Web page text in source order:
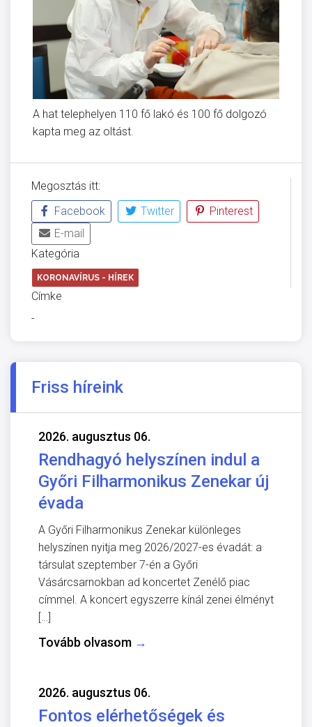
A hat telephelyen 110 fő lakó és 100 fő dolgozó
kapta meg az oltást.
Megosztás itt:
Facebook
Twitter
Pinterest
E-mail
Kategória
KORONAVÍRUS - HÍREK
Címke
-
Friss híreink
2026. augusztus 06.
Rendhagyó helyszínen indul a
Győri Filharmonikus Zenekar új
évada
A Győri Filharmonikus Zenekar különleges
helyszínen nyitja meg 2026/2027-es évadát: a
társulat szeptember 7-én a Győri
Vásárcsarnokban ad koncertet Zenélő piac
címmel. A koncert egyszerre kínál zenei élményt
[…]
Tovább olvasom →
2026. augusztus 06.
Fontos elérhetőségek és